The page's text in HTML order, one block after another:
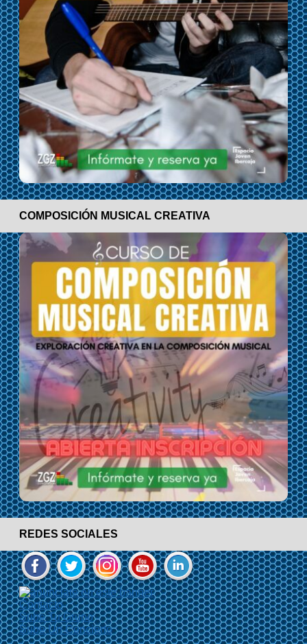
COMPOSICIÓN MUSICAL CREATIVA
REDES SOCIALES
Contacto
Sube Tu Grupo
Sube Un Concierto